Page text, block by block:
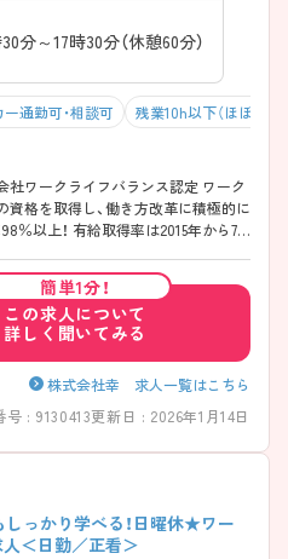
分～17時30分（休憩60分）
通勤可・相談可 残業10h以下（ほぼなし）
社ワークライフバランス認定 ワーク
資格を取得し、働き方改革に積極的に
％以上！ 有給取得率は2015年から7
た、最初に見学をしてからご面接と
判断する事もできますよね♪ 子育て
る方は一度ご相談ください。
簡単1分！
この求人について
詳しく聞いてみる
株式会社幸 求人一覧はこちら
号 : 9130413更新日 : 2026年1月14日
しっかり学べる！日曜休★ワー
＜日勤／正看＞